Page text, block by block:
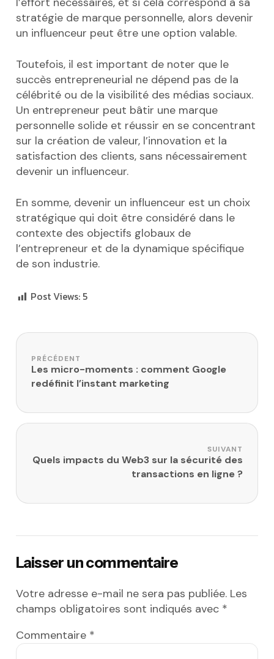
stratégie de marque personnelle, alors devenir
un influenceur peut être une option valable.
Toutefois, il est important de noter que le
succès entrepreneurial ne dépend pas de la
célébrité ou de la visibilité des médias sociaux.
Un entrepreneur peut bâtir une marque
personnelle solide et réussir en se concentrant
sur la création de valeur, l’innovation et la
satisfaction des clients, sans nécessairement
devenir un influenceur.
En somme, devenir un influenceur est un choix
stratégique qui doit être considéré dans le
contexte des objectifs globaux de
l’entrepreneur et de la dynamique spécifique
de son industrie.
Post Views: 5
Navigation de l’article
PRÉCÉDENT
Les micro-moments : comment Google
redéfinit l’instant marketing
SUIVANT
Quels impacts du Web3 sur la sécurité des
transactions en ligne ?
Laisser un commentaire
Votre adresse e-mail ne sera pas publiée. Les
champs obligatoires sont indiqués avec *
Commentaire *